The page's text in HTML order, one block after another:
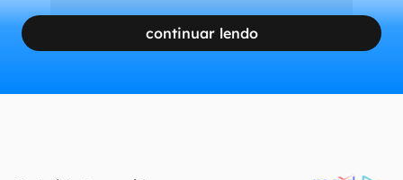
continuar lendo